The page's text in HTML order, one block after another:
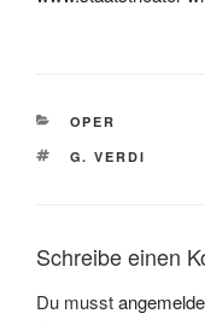
KATEGORIEN
OPER
SCHLAGWÖRTER
G. VERDI
Schreibe einen
Du musst